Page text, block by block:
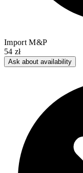
Import M&P
54 zł
Ask about availability